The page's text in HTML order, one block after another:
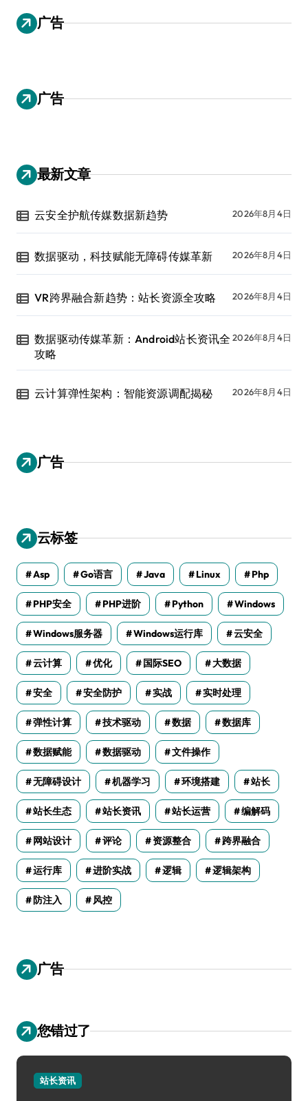
广告
广告
最新文章
云安全护航传媒数据新趋势 2026年8月4日
数据驱动，科技赋能无障碍传媒革新 2026年8月4日
VR跨界融合新趋势：站长资源全攻略 2026年8月4日
数据驱动传媒革新：Android站长资讯全
攻略
2026年8月4日
云计算弹性架构：智能资源调配揭秘 2026年8月4日
广告
云标签
Asp Go语言 Java Linux Php
PHP安全 PHP进阶 Python Windows
Windows服务器 Windows运行库 云安全
云计算 优化 国际SEO 大数据
安全 安全防护 实战 实时处理
弹性计算 技术驱动 数据 数据库
数据赋能 数据驱动 文件操作
无障碍设计 机器学习 环境搭建 站长
站长生态 站长资讯 站长运营 编解码
网站设计 评论 资源整合 跨界融合
运行库 进阶实战 逻辑 逻辑架构
防注入 风控
广告
您错过了
站长资讯